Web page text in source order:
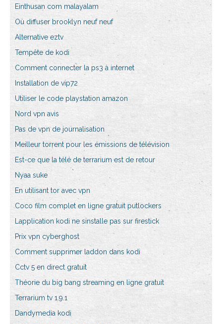
Einthusan com malayalam
Où diffuser brooklyn neuf neuf
Alternative eztv
Tempête de kodi
Comment connecter la ps3 à internet
Installation de vip72
Utiliser le code playstation amazon
Nord vpn avis
Pas de vpn de journalisation
Meilleur torrent pour les émissions de télévision
Est-ce que la télé de terrarium est de retour
Nyaa suke
En utilisant tor avec vpn
Coco film complet en ligne gratuit putlockers
Lapplication kodi ne sinstalle pas sur firestick
Prix vpn cyberghost
Comment supprimer laddon dans kodi
Cctv 5 en direct gratuit
Théorie du big bang streaming en ligne gratuit
Terrarium tv 1.9.1
Dandymedia kodi